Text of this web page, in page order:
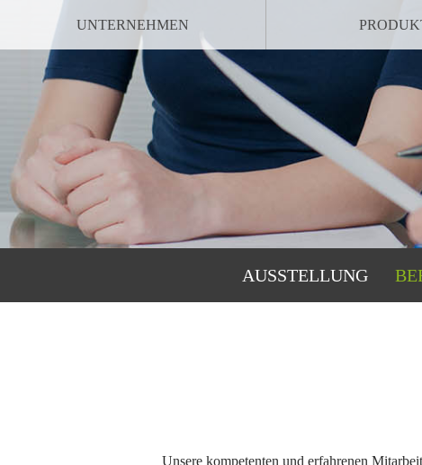
UNTERNEHMEN
AUSSTELLUNG
Unsere kompetenten und erfahrenen